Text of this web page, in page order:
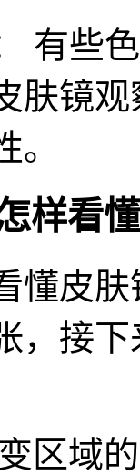
有些
肤镜
样看
懂皮
，接
区域